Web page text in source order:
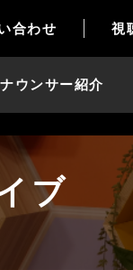
合わせ 視
ウンサー紹介
ブ